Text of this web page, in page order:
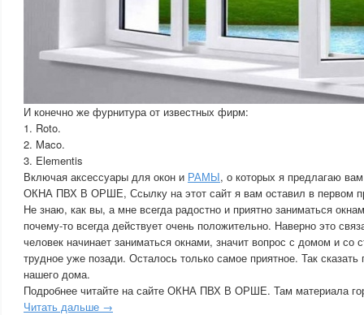
И конечно же фурнитура от известных фирм:
1. Roto.
2. Maco.
3. Elementis
Включая аксессуары для окон и РАМЫ, о которых я предлагаю
ОКНА ПВХ В ОРШЕ, Ссылку на этот сайт я вам оставил в первом
Не знаю, как вы, а мне всегда радостно и приятно заниматься
почему-то всегда действует очень положительно. Наверно это
человек начинает заниматься окнами, значит вопрос с домом и
трудное уже позади. Осталось только самое приятное. Так сказать
нашего дома.
Подробнее читайте на сайте ОКНА ПВХ В ОРШЕ. Там материала
Читать дальше →